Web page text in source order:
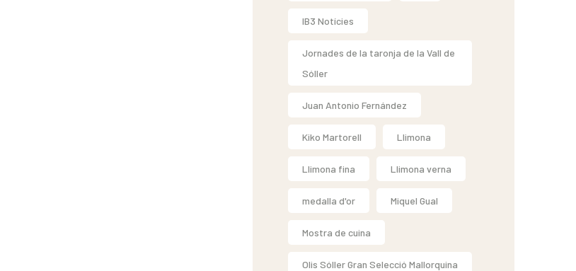
IB3 Notícies
Jornades de la taronja de la Vall de
Sóller
Juan Antonio Fernández
Kiko Martorell Llimona
Llimona fina Llimona verna
medalla d'or Miquel Gual
Mostra de cuina
Olis Sóller Gran Selecció Mallorquina